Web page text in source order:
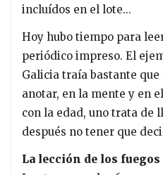
incluídos en el lote...
Hoy hubo tiempo para
periódico impreso. El
Galicia traía bastante que
anotar, en la mente y en
con la edad, uno trata de
después no tener que
La lección de los fuegos